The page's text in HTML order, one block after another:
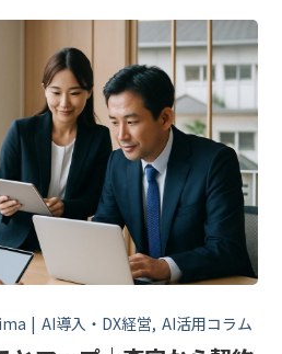
AI導入・DX経営 AI活用コラム